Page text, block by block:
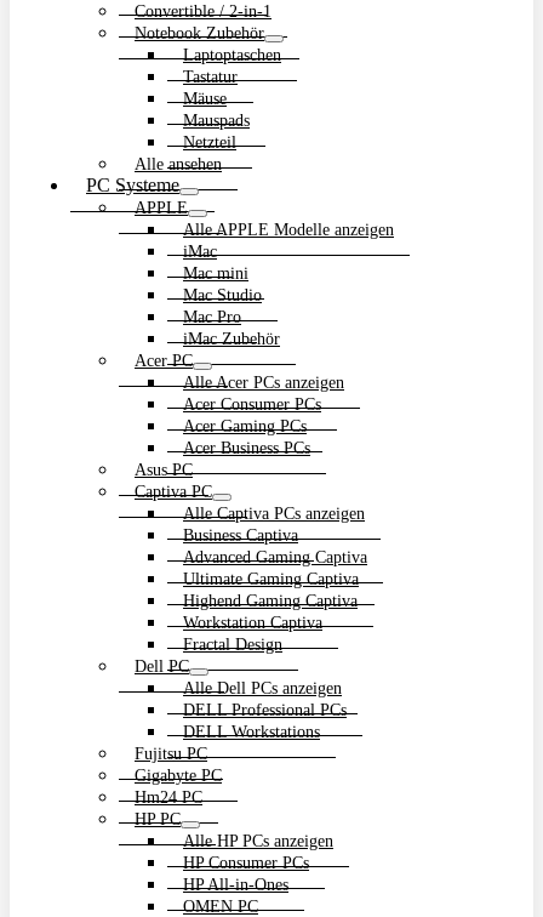
Convertible / 2-in-1
Notebook Zubehör
Laptoptaschen
Tastatur
Mäuse
Mauspads
Netzteil
Alle ansehen
PC Systeme
APPLE
Alle APPLE Modelle anzeigen
iMac
Mac mini
Mac Studio
Mac Pro
iMac Zubehör
Acer PC
Alle Acer PCs anzeigen
Acer Consumer PCs
Acer Gaming PCs
Acer Business PCs
Asus PC
Captiva PC
Alle Captiva PCs anzeigen
Business Captiva
Advanced Gaming Captiva
Ultimate Gaming Captiva
Highend Gaming Captiva
Workstation Captiva
Fractal Design
Dell PC
Alle Dell PCs anzeigen
DELL Professional PCs
DELL Workstations
Fujitsu PC
Gigabyte PC
Hm24 PC
HP PC
Alle HP PCs anzeigen
HP Consumer PCs
HP All-in-Ones
OMEN PC